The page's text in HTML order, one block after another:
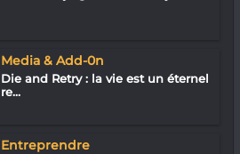
Media & Add-0n
Die and Retry : la vie est un éternel
re...
Entreprendre